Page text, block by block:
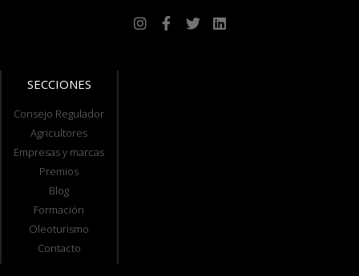
SECCIONES
Consejo Regulador
Agricultores
Empresas y marcas
Premios
Blog
Formación
Oleoturismo
Contacto